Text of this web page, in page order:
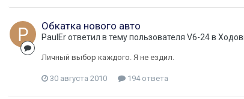
Обкатка нового авто
PaulErответил в тему пользователя V6-24в
Личный выбор каждого. Я не ездил.
30 августа 2010 194 ответа